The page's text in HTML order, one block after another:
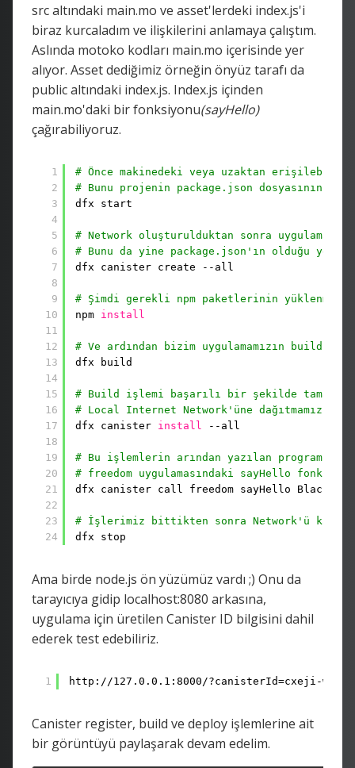
src altındaki main.mo ve asset'lerdeki index.js'i
biraz kurcaladım ve ilişkilerini anlamaya çalıştım.
Aslında motoko kodları main.mo içerisinde yer
alıyor. Asset dediğimiz örneğin önyüz tarafı da
public altındaki index.js. Index.js içinden
main.mo'daki bir fonksiyonu(sayHello)
çağırabiliyoruz.
1
2
3
4
5
6
7
8
9
10
11
12
13
14
15
16
17
18
19
20
21
22
23
24
# Önce makinedeki veya uzaktan erişilebilen
# Bunu projenin package.json dosyasının
dfx start
# Network oluşturulduktan sonra
# Bunu da yine package.json'ın olduğu
dfx canister create --all
# Şimdi gerekli npm paketlerinin yüklenmesi
npm install
# Ve ardından bizim uygulamamızın build
dfx build
# Build işlemi başarılı bir şekilde
# Local Internet Network'üne dağıtmamız
dfx canister install --all
# Bu işlemlerin arından yazılan program
# freedom uygulamasındaki sayHello
dfx canister call freedom sayHello Black
# İşlerimiz bittikten sonra Network'ü
dfx stop
Ama birde node.js ön yüzümüz vardı ;) Onu da
tarayıcıya gidip localhost:8080 arkasına,
uygulama için üretilen Canister ID bilgisini dahil
ederek test edebiliriz.
1 http://127.0.0.1:8000/?canisterId=cxeji-wacaa-
Canister register, build ve deploy işlemlerine ait
bir görüntüyü paylaşarak devam edelim.